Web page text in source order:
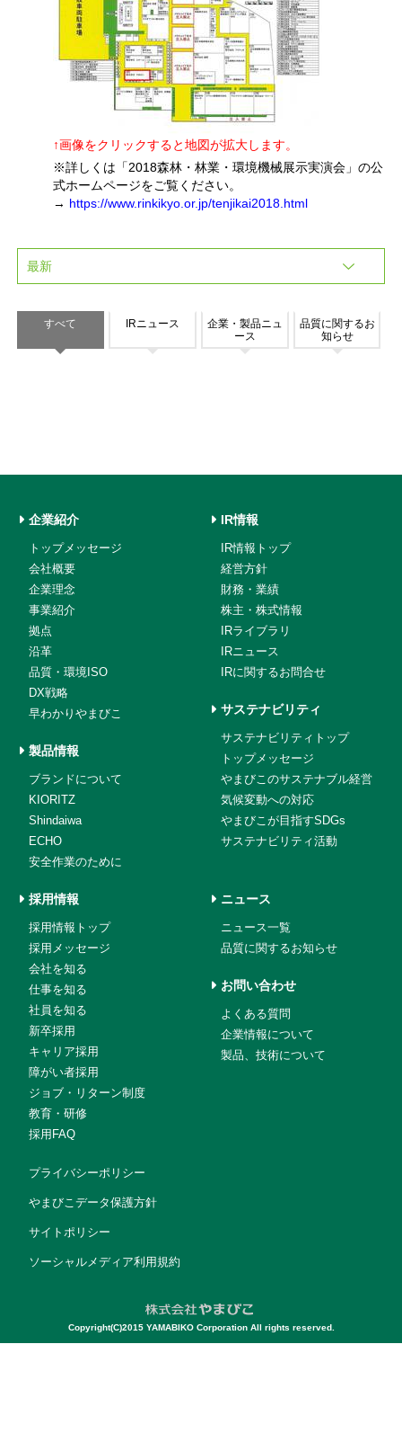
↑画像をクリックすると地図が拡大します。
※詳しくは「2018森林・林業・環境機械展示実演会」の公
式ホームページをご覧ください。
→ https://www.rinkikyo.or.jp/tenjikai2018.html
すべて IRニュース
企業・製品ニュ
ース
品質に関するお
知らせ
企業紹介
トップメッセージ
会社概要
企業理念
事業紹介
拠点
沿革
品質・環境ISO
DX戦略
早わかりやまびこ
製品情報
ブランドについて
KIORITZ
Shindaiwa
ECHO
安全作業のために
IR情報
IR情報トップ
経営方針
財務・業績
株主・株式情報
IRライブラリ
IRニュース
IRに関するお問合せ
サステナビリティ
サステナビリティトップ
トップメッセージ
やまびこのサステナブル経営
気候変動への対応
やまびこが目指すSDGs
サステナビリティ活動
採用情報
採用情報トップ
採用メッセージ
会社を知る
仕事を知る
社員を知る
新卒採用
キャリア採用
障がい者採用
ジョブ・リターン制度
教育・研修
採用FAQ
ニュース
ニュース一覧
品質に関するお知らせ
お問い合わせ
よくある質問
企業情報について
製品、技術について
プライバシーポリシー
やまびこデータ保護方針
サイトポリシー
ソーシャルメディア利用規約
Copyright(C)2015 YAMABIKO Corporation All rights reserved.